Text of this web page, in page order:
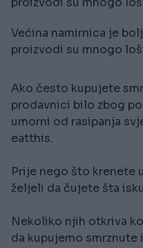
Većina namirnica je
proizvodi su mnogo
Ako često kupujete
prodavnici bilo zbog
umorni od rasipanja
eatthis.
Prije nego što krenete
željeli da čujete šta
Nekoliko njih otkriva
da kupujemo smrznute